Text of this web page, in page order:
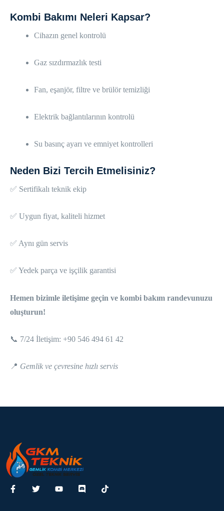
Kombi Bakımı Neleri Kapsar?
Cihazın genel kontrolü
Gaz sızdırmazlık testi
Fan, eşanjör, filtre ve brülör temizliği
Elektrik bağlantılarının kontrolü
Su basınç ayarı ve emniyet kontrolleri
Neden Bizi Tercih Etmelisiniz?
✅ Sertifikalı teknik ekip
✅ Uygun fiyat, kaliteli hizmet
✅ Aynı gün servis
✅ Yedek parça ve işçilik garantisi
Hemen bizimle iletişime geçin ve kombi bakım randevunuzu
oluşturun!
📞 7/24 İletişim: +90 546 494 61 42
📍 Gemlik ve çevresine hızlı servis